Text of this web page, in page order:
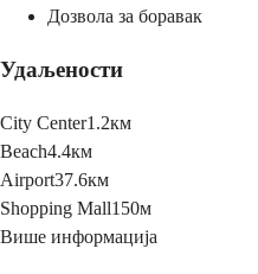
Дозвола за боравак
Удаљености
City Center1.2км
Beach4.4км
Airport37.6км
Shopping Mall150м
Више информација